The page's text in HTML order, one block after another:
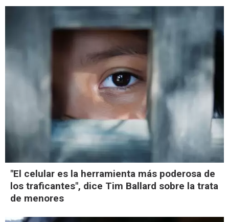
"El celular es la herramienta más poderosa de
los traficantes", dice Tim Ballard sobre la trata
de menores